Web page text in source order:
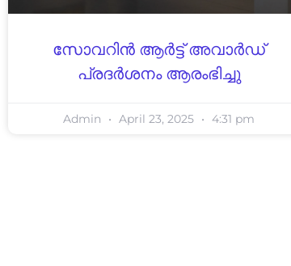
സോവറിന്‍ ആര്‍ട്ട് അവാര്‍ഡ്
പ്രദര്‍ശനം ആരംഭിച്ചു
Admin April 23, 2025 4:31 pm